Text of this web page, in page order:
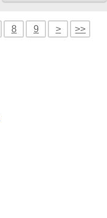
8 9 > >>